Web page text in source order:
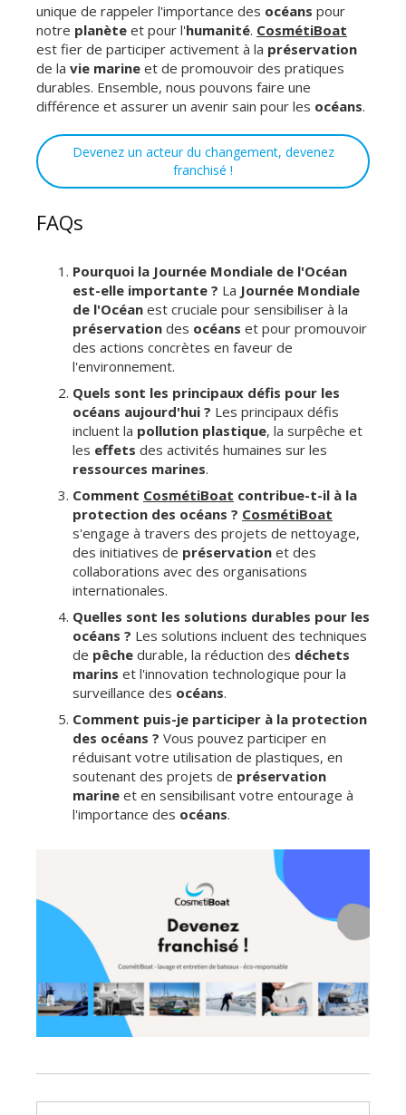
unique de rappeler l'importance des océans pour
notre planète et pour l'humanité. CosmétiBoat
est fier de participer activement à la préservation
de la vie marine et de promouvoir des pratiques
durables. Ensemble, nous pouvons faire une
différence et assurer un avenir sain pour les océans.
Devenez un acteur du changement, devenez
franchisé !
FAQs
Pourquoi la Journée Mondiale de l'Océan
est-elle importante ? La Journée Mondiale
de l'Océan est cruciale pour sensibiliser à la
préservation des océans et pour promouvoir
des actions concrètes en faveur de
l'environnement.
Quels sont les principaux défis pour les
océans aujourd'hui ? Les principaux défis
incluent la pollution plastique, la surpêche et
les effets des activités humaines sur les
ressources marines.
Comment CosmétiBoat contribue-t-il à la
protection des océans ? CosmétiBoat
s'engage à travers des projets de nettoyage,
des initiatives de préservation et des
collaborations avec des organisations
internationales.
Quelles sont les solutions durables pour les
océans ? Les solutions incluent des techniques
de pêche durable, la réduction des déchets
marins et l'innovation technologique pour la
surveillance des océans.
Comment puis-je participer à la protection
des océans ? Vous pouvez participer en
réduisant votre utilisation de plastiques, en
soutenant des projets de préservation
marine et en sensibilisant votre entourage à
l'importance des océans.